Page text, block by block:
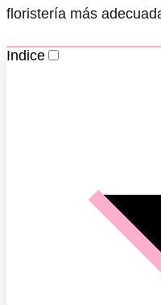
floristería más
Indice